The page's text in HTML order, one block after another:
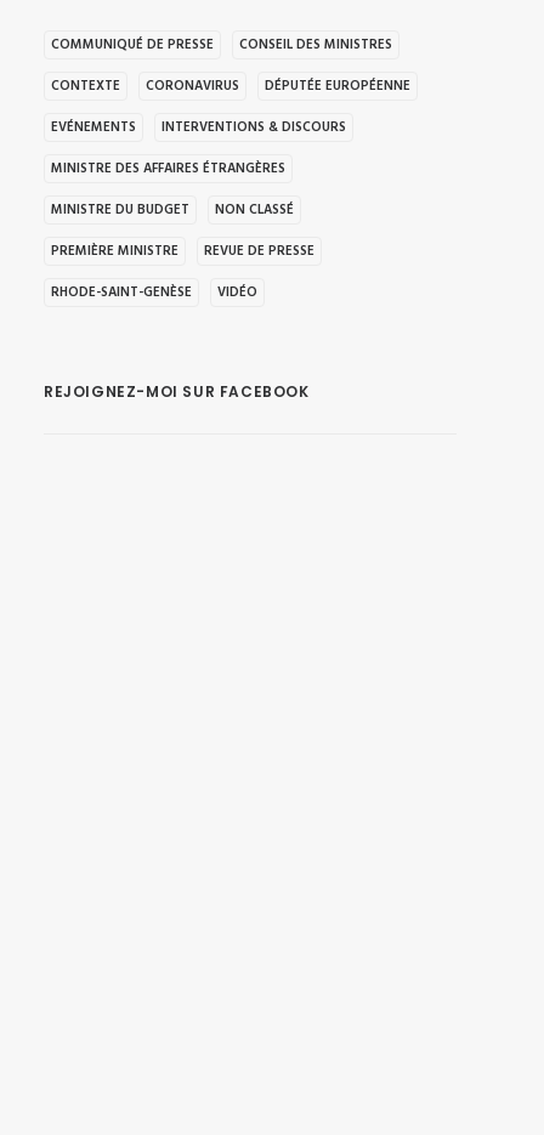
COMMUNIQUÉ DE PRESSE
CONSEIL DES MINISTRES
CONTEXTE
CORONAVIRUS
DÉPUTÉE EUROPÉENNE
EVÉNEMENTS
INTERVENTIONS & DISCOURS
MINISTRE DES AFFAIRES ÉTRANGÈRES
MINISTRE DU BUDGET
NON CLASSÉ
PREMIÈRE MINISTRE
REVUE DE PRESSE
RHODE-SAINT-GENÈSE
VIDÉO
REJOIGNEZ-MOI SUR FACEBOOK